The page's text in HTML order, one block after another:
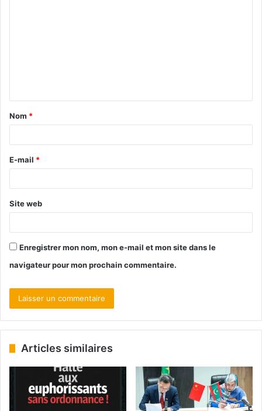
Nom *
E-mail *
Site web
Enregistrer mon nom, mon e-mail et mon site dans le
navigateur pour mon prochain commentaire.
Articles similaires